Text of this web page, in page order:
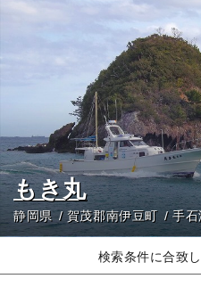
もき丸
静岡県 賀茂郡南伊豆町 手石
検索条件に合致